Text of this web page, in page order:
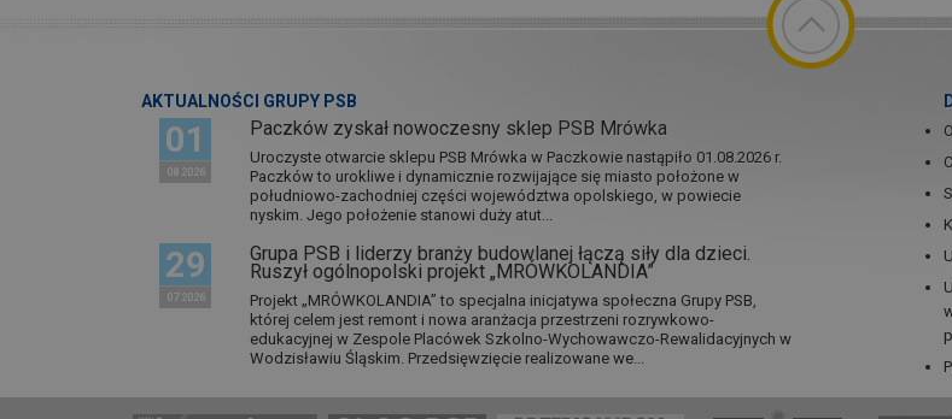
AKTUALNOŚCI GRUPY PSB
01
08 2026
Paczków zyskał nowoczesny sklep PSB Mrówka
Uroczyste otwarcie sklepu PSB Mrówka w Paczkowie nastąpiło 01.08.2026 r.
Paczków to urokliwe i dynamicznie rozwijające się miasto położone w
południowo-zachodniej części województwa opolskiego, w powiecie
nyskim. Jego położenie stanowi duży atut...
29
07 2026
Grupa PSB i liderzy branży budowlanej łączą siły dla dzieci.
Ruszył ogólnopolski projekt „MRÓWKOLANDIA”
Projekt „MRÓWKOLANDIA” to specjalna inicjatywa społeczna Grupy PSB,
której celem jest remont i nowa aranżacja przestrzeni rozrywkowo-
edukacyjnej w Zespole Placówek Szkolno-Wychowawczo-Rewalidacyjnych w
Wodzisławiu Śląskim. Przedsięwzięcie realizowane we...